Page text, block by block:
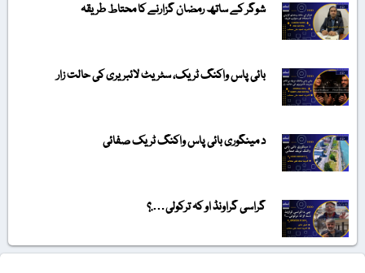
شوگر کے ساتھ رمضان گزارنے کا محتاط طریقہ
بائی پاس واکنگ ٹریک، سٹریٹ لائبریری کی حالت زار
د مینگوری بائی پاس واکنگ ٹریک صفائی
گراسی گراونڈ او کہ ترکولی….؟